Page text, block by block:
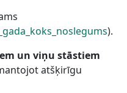
).
un viņu stāstiem
atšķirīgu